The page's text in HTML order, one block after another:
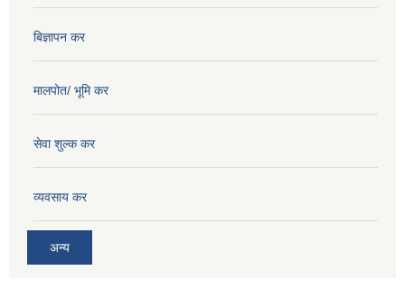
बिज्ञापन कर
मालपोत/ भूमि कर
सेवा शुल्क कर
व्यवसाय कर
अन्य